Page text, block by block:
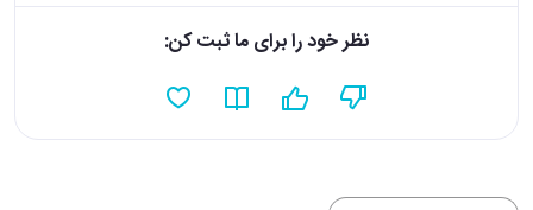
نظر خود را برای ما ثبت کن: